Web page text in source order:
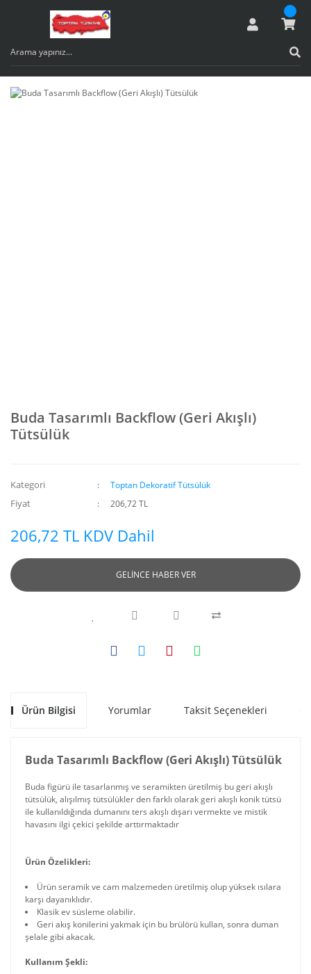
Buda Tasarımlı Backflow (Geri Akışlı)
Tütsülük
Kategori Toptan Dekoratif Tütsülük
Fiyat 206,72 TL
206,72 TL KDV Dahil
GELİNCE HABER VER
Ürün Bilgisi Yorumlar Taksit Seçenekleri
Buda Tasarımlı Backflow (Geri Akışlı) Tütsülük
Buda figürü ile tasarlanmış ve seramikten üretilmiş bu geri akışlı
tütsülük, alışılmış tütsülükler den farklı olarak geri akışlı konik tütsü
ile kullanıldığında dumanını ters akışlı dışarı vermekte ve mistik
havasını ilgi çekici şekilde arttırmaktadır
Ürün Özelikleri:
Ürün seramik ve cam malzemeden üretilmiş olup yüksek ısılara
karşı dayanıklıdır.
Klasik ev süsleme olabilir.
Geri akış konilerini yakmak için bu brülörü kullan, sonra duman
şelale gibi akacak.
Kullanım Şekli: